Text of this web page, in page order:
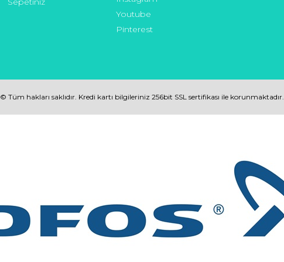
Youtube
Pinterest
© Tüm hakları saklıdır. Kredi kartı bilgileriniz 256bit SSL sertifikası ile korunmaktadır.